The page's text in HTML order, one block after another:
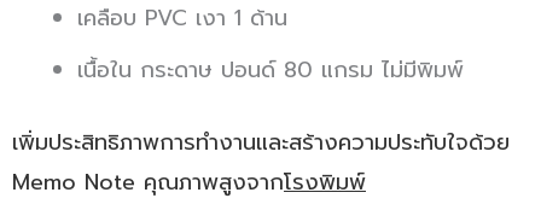
เคลือบ PVC เงา 1 ด้าน
เนื้อใน กระดาษ ปอนด์ 80 แกรม ไม่มีพิมพ์
เพิ่มประสิทธิภาพการทำงานและสร้างความประทับใจด้วย
Memo Note คุณภาพสูงจากโรงพิมพ์